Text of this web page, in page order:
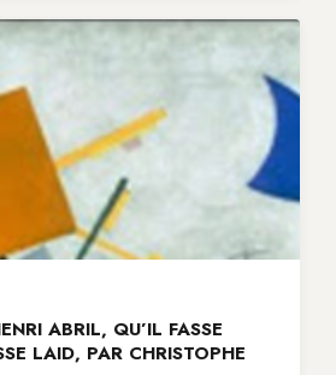
ABRIL, QU’IL FASSE
LAID, PAR CHRISTOPHE